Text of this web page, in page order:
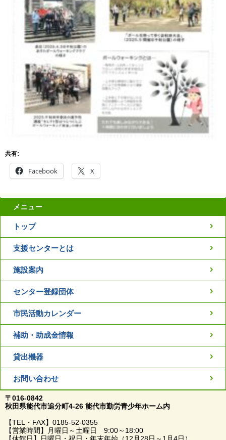
共有:
Facebook X
メニュー
トップ
支援センターとは
施設案内
センター登録団体
市民活動カレンダー
補助・助成金情報
貸出機器
お問い合わせ
〒016-0842
秋田県能代市追分町4-26 能代市勤労青少年ホーム内
【TEL・FAX】0185-52-0355
【営業時間】月曜日～土曜日 9:00～18:00